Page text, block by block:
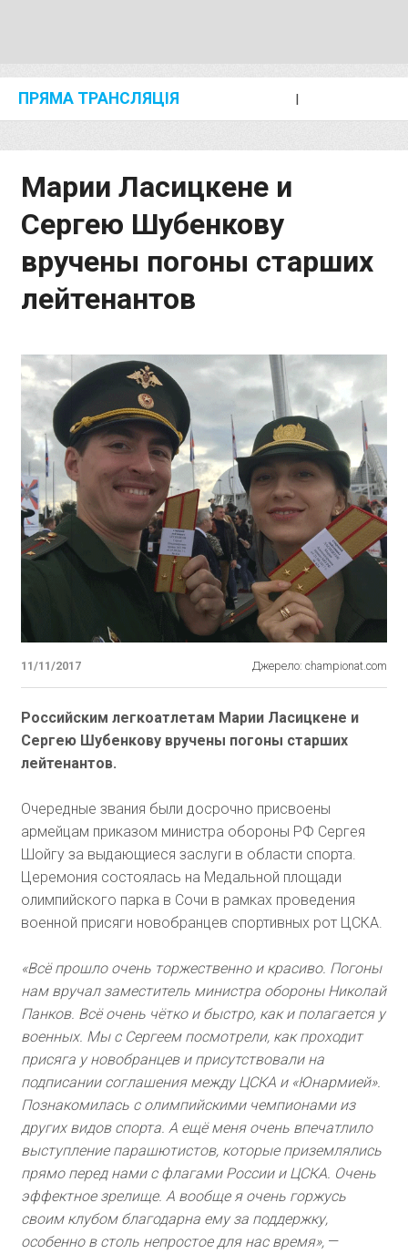
ПРЯМА ТРАНСЛЯЦІЯ I
Марии Ласицкене и
Сергею Шубенкову
вручены погоны старших
лейтенантов
11/11/2017 Джерело: championat.com
Российским легкоатлетам Марии Ласицкене и
Сергею Шубенкову вручены погоны старших
лейтенантов.
Очередные звания были досрочно присвоены
армейцам приказом министра обороны РФ Сергея
Шойгу за выдающиеся заслуги в области спорта.
Церемония состоялась на Медальной площади
олимпийского парка в Сочи в рамках проведения
военной присяги новобранцев спортивных рот ЦСКА.
«Всё прошло очень торжественно и красиво. Погоны
нам вручал заместитель министра обороны Николай
Панков. Всё очень чётко и быстро, как и полагается у
военных. Мы с Сергеем посмотрели, как проходит
присяга у новобранцев и присутствовали на
подписании соглашения между ЦСКА и «Юнармией».
Познакомилась с олимпийскими чемпионами из
других видов спорта. А ещё меня очень впечатлило
выступление парашютистов, которые приземлялись
прямо перед нами с флагами России и ЦСКА. Очень
эффектное зрелище. А вообще я очень горжусь
своим клубом благодарна ему за поддержку,
особенно в столь непростое для нас время», —